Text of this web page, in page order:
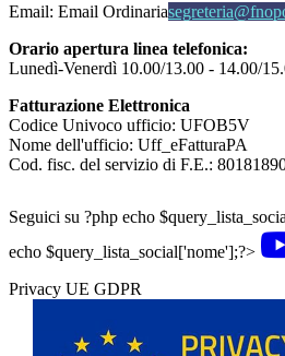
Email: Email Ordinaria
Orario apertura linea telefonica:
Lunedì-Venerdì 10.00/13.00 - 14.00/
Fatturazione Elettronica
Codice Univoco ufficio: UFOB5V
Nome dell'ufficio: Uff_eFatturaPA
Cod. fisc. del servizio di F.E.:
Seguici su ?php echo
echo $query_lista_social['nome'];?>
Privacy UE GDPR